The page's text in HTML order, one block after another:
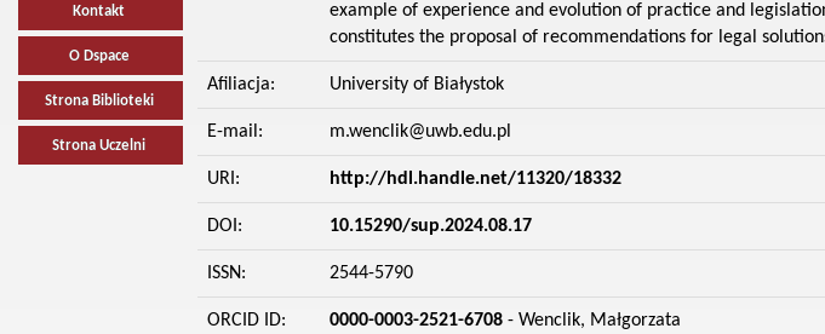
Kontakt
O Dspace
Strona Biblioteki
Strona Uczelni
example of experience and evolution of practice and
constitutes the proposal of recommendations for legal
Afiliacja: University of Białystok
E-mail: m.wenclik@uwb.edu.pl
URI: http://hdl.handle.net/11320/18332
DOI: 10.15290/sup.2024.08.17
ISSN: 2544-5790
ORCID ID: 0000-0003-2521-6708- Wenclik, Małgorzata